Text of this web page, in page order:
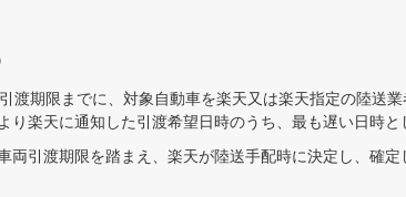
渡期限までに、対象自動車を楽天又は楽天指定の陸送
楽天に通知した引渡希望日時のうち、最も遅い日時と
両引渡期限を踏まえ、楽天が陸送手配時に決定し、確